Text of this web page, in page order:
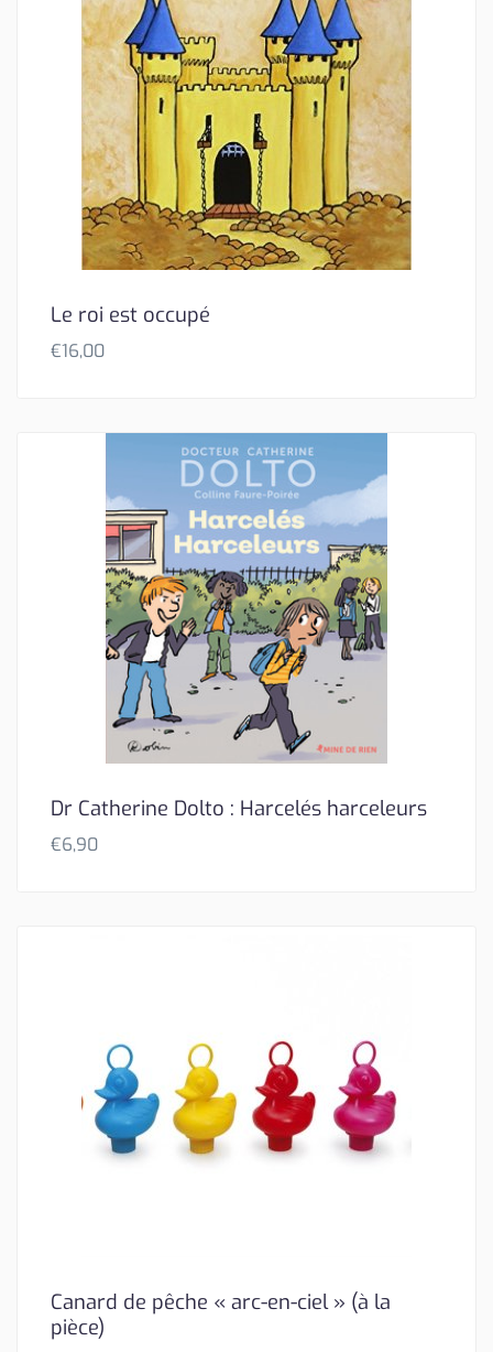
Le roi est occupé
€16,00
Dr Catherine Dolto : Harcelés harceleurs
€6,90
Canard de pêche « arc-en-ciel » (à la
pièce)